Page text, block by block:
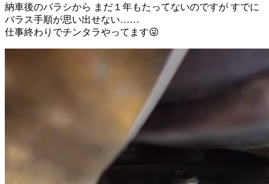
納車後のバラシから まだ１年もたってないのですが すでに
バラス手順が思い出せない……
仕事終わりでチンタラやってます😜